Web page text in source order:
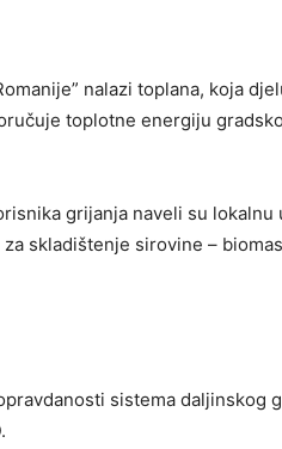
nalazi toplana, koja
toplotne energiju
grijanja naveli su lokalnu
skladištenje sirovine –
sistema daljinskog